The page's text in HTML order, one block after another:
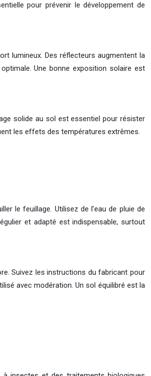
pour prévenir le développement de
lumineux. Des réflecteurs augmentent la
Une bonne exposition solaire est
solide au sol est essentiel pour résister
les effets des températures extrêmes.
le feuillage. Utilisez de l’eau de pluie de
et adapté est indispensable, surtout
Suivez les instructions du fabricant pour
avec modération. Un sol équilibré est la